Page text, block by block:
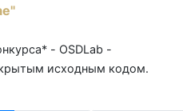
- OSDLab -
исходным кодом.